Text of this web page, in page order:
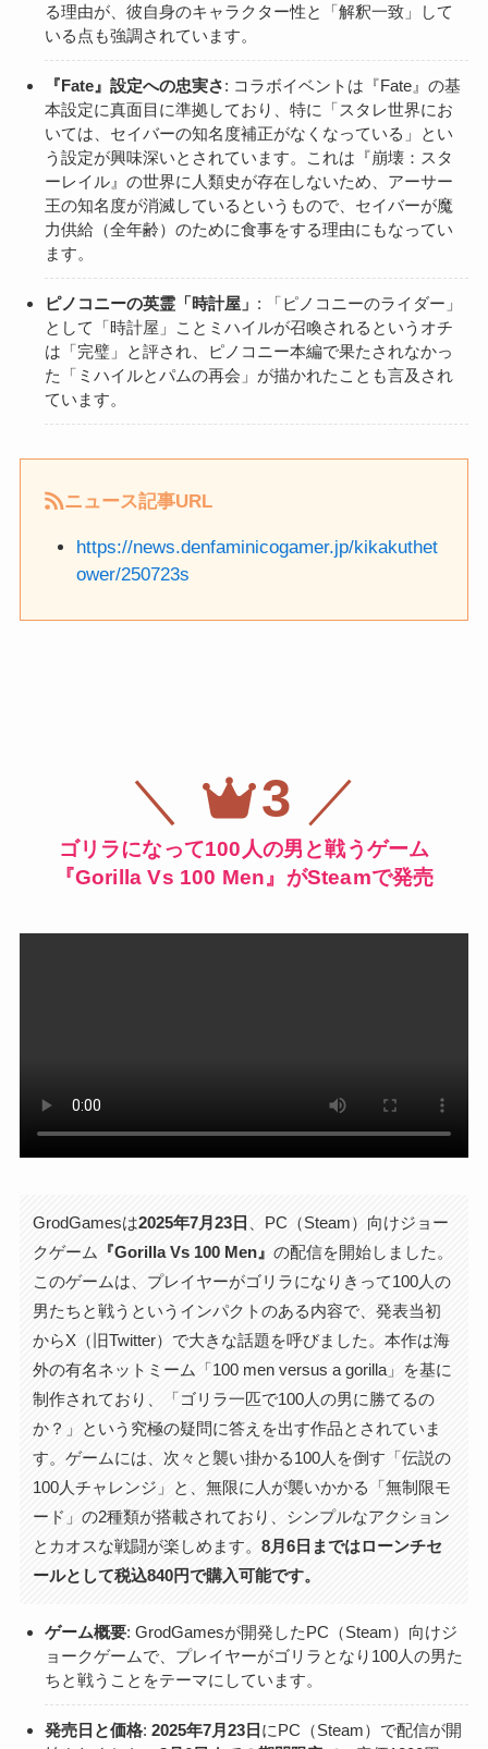
る理由が、彼自身のキャラクター性と「解釈一致」して
いる点も強調されています。
『Fate』設定への忠実さ: コラボイベントは『Fate』の基
本設定に真面目に準拠しており、特に「スタレ世界にお
いては、セイバーの知名度補正がなくなっている」とい
う設定が興味深いとされています。これは『崩壊：スタ
ーレイル』の世界に人類史が存在しないため、アーサー
王の知名度が消滅しているというもので、セイバーが魔
力供給（全年齢）のために食事をする理由にもなってい
ます。
ピノコニーの英霊「時計屋」 : 「ピノコニーのライダー」
として「時計屋」ことミハイルが召喚されるというオチ
は「完璧」と評され、ピノコニー本編で果たされなかっ
た「ミハイルとパムの再会」が描かれたことも言及され
ています。
ニュース記事URL
https://news.denfaminicogamer.jp/kikakuthet
ower/250723s
＼ 3 ／
ゴリラになって100人の男と戦うゲーム
『Gorilla Vs 100 Men』がSteamで発売
GrodGamesは2025年7月23日
、PC（Steam）向けジョー
クゲーム
『Gorilla Vs 100 Men』の配信を開始しました。
このゲームは、プレイヤーがゴリラになりきって100人の
男たちと戦うというインパクトのある内容で、発表当初
からX（旧Twitter）で大きな話題を呼びました。本作は海
外の有名ネットミーム「100 men versus a gorilla」を基に
制作されており、「ゴリラ一匹で100人の男に勝てるの
か？」という究極の疑問に答えを出す作品とされていま
す。ゲームには、次々と襲い掛かる100人を倒す「伝説の
100人チャレンジ」と、無限に人が襲いかかる「無制限モ
ード」の2種類が搭載されており、シンプルなアクション
とカオスな戦闘が楽しめます。8月6日まではローンチセ
ールとして税込840円で購入可能です。
ゲーム概要: GrodGamesが開発したPC（Steam）向けジ
ョークゲームで、プレイヤーがゴリラとなり100人の男た
ちと戦うことをテーマにしています。
発売日と価格: 2025年7月23日 にPC（Steam）で配信が開